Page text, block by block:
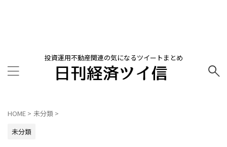
投資運用不動産関連の気になるツイートまとめ
HOME > 未分類 >
未分類